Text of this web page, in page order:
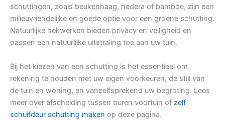
schuttingen, zoals beukenhaag, hedera of bamboe, zijn een
milieuvriendelijke en goede optie voor een groene schutting.
Natuurlijke hekwerken bieden privacy en veiligheid en
passen een natuurlijke uitstraling toe aan uw tuin.
Bij het kiezen van een schutting is het essentieel om
rekening te houden met uw eigen voorkeuren, de stijl van
de tuin en woning, en vanzelfsprekend uw begroting. Lees
meer over afscheiding tussen buren voortuin of zelf
schuifdeur schutting maken op deze pagina.